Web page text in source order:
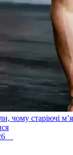
чому старіючі